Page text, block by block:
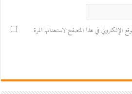
الإلكتروني في هذا المتصفح لاستخدامها المرة